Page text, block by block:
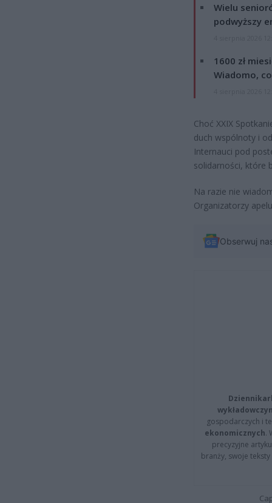
Wielu
podwyższy
1600 zł
Wiadomo,
Choć XXIX
duch wspólnoty i
Internauci pod
solidarności, które
Na razie nie
Organizatorzy
Obserwuj
gospodarczych i
ekonomicznych.
precyzyjne
branży, swoje